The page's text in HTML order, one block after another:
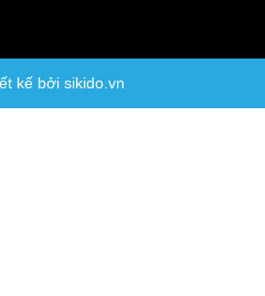
kế bởi sikido.vn